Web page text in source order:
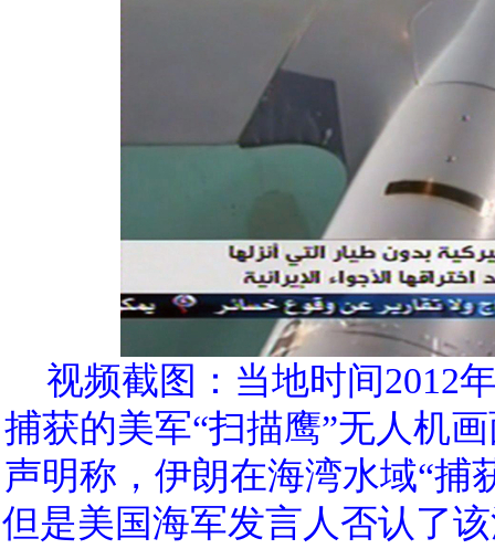
视频截图：当地时间2012
捕获的美军“扫描鹰”无人机
声明称，伊朗在海湾水域“捕
但是美国海军发言人否认了